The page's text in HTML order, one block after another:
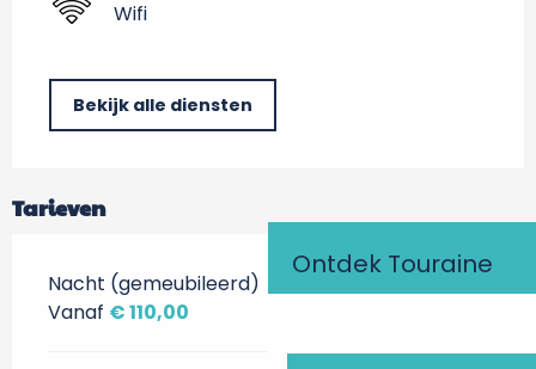
Ontdek Touraine
Wifi
Bekijk alle diensten
Tarieven
Nacht (gemeubileerd)
Vanaf € 110,00